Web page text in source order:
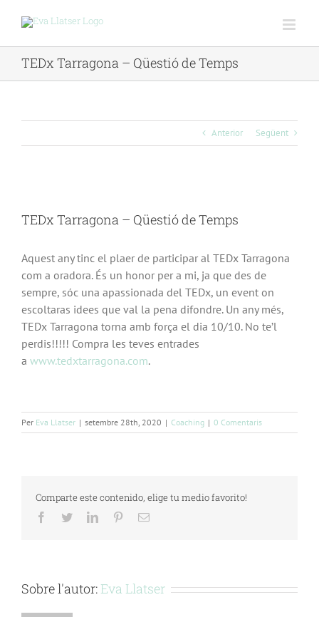
TEDx Tarragona – Qüestió de Temps
Anterior Següent
Image
TEDx Tarragona – Qüestió de Temps
Aquest any tinc el plaer de participar al TEDx Tarragona
com a oradora. És un honor per a mi, ja que des de
sempre, sóc una apassionada del TEDx, un event on
escoltaras idees que val la pena difondre. Un any més,
TEDx Tarragona torna amb força el dia 10/10. No te’l
perdis!!!!! Compra les teves entrades
a www.tedxtarragona.com.
Per Eva Llatser | setembre 28th, 2020 | Coaching | 0 Comentaris
Comparte este contenido, elige tu medio favorito!
Facebook
TwitterLinkedInPinterestEmail:
Sobre l'autor: Eva Llatser